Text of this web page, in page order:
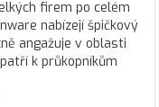
firem po celém
nabízejí špičkový
angažuje v oblasti
k průkopníkům